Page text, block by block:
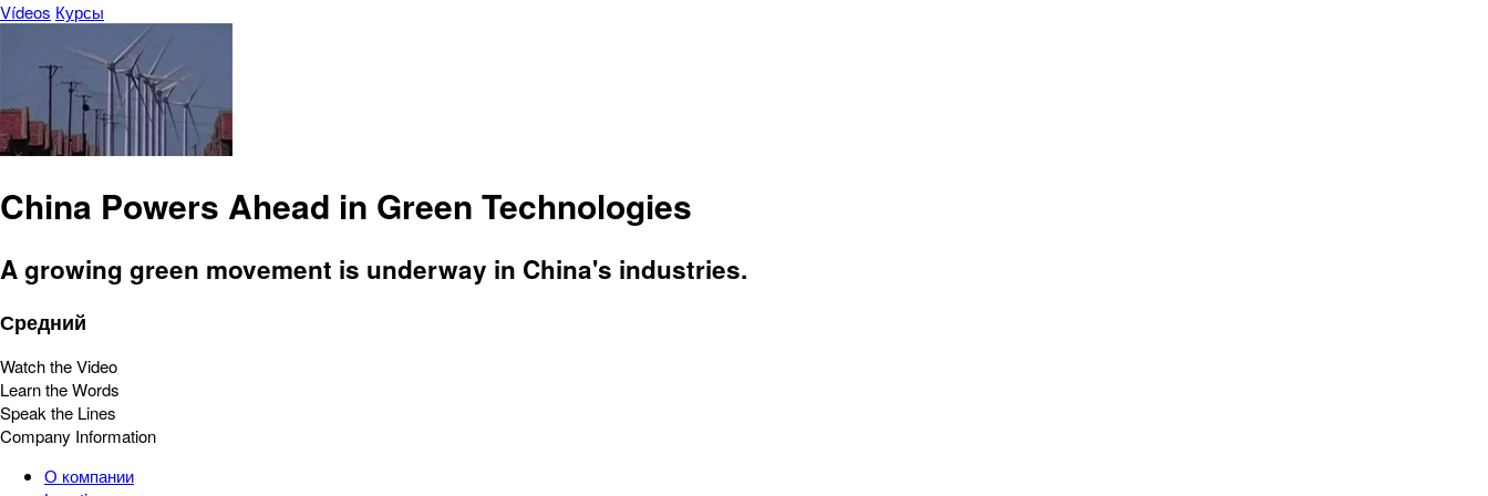
Vídeos Курсы
China Powers Ahead in Green Technologies
A growing green movement is underway in China's industries.
Средний
Watch the Video
Learn the Words
Speak the Lines
Company Information
О компании